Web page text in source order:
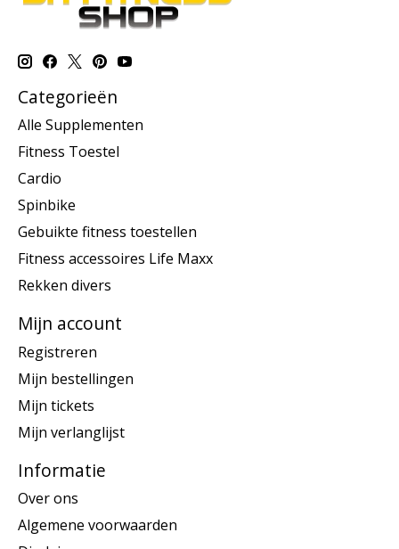
Categorieën
Alle Supplementen
Fitness Toestel
Cardio
Spinbike
Gebuikte fitness toestellen
Fitness accessoires Life Maxx
Rekken divers
Mijn account
Registreren
Mijn bestellingen
Mijn tickets
Mijn verlanglijst
Informatie
Over ons
Algemene voorwaarden